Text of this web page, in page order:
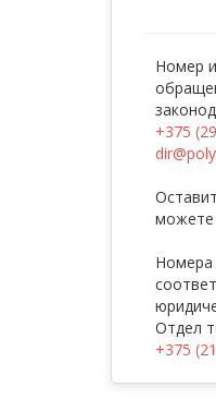
Номер
+375
можете
Номера
Отдел
+375